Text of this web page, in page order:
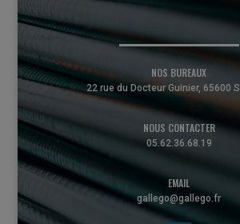
NOS BUREAUX
22 rue du Docteur Guinier, 65600
NOUS CONTACTER
05.62.36.68.19
EMAIL
gallego@gallego.fr